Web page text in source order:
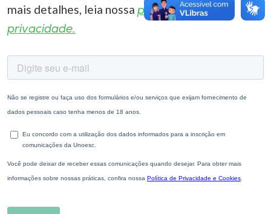
mais detalhes, leia nossa política de
privacidade.